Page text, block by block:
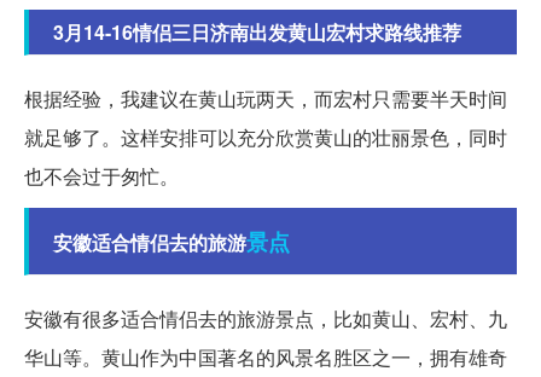
3月14-16情侣三日济南出发黄山宏村求路线推荐
根据经验，我建议在黄山玩两天，而宏村只需要半天时间
就足够了。这样安排可以充分欣赏黄山的壮丽景色，同时
也不会过于匆忙。
安徽适合情侣去的旅游景点
安徽有很多适合情侣去的旅游景点，比如黄山、宏村、九
华山等。黄山作为中国著名的风景名胜区之一，拥有雄奇